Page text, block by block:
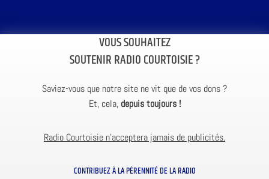
VOUS SOUHAITEZ
SOUTENIR RADIO COURTOISIE ?
Saviez-vous que notre site ne vit que de vos dons ?
Et, cela, depuis toujours !
Radio Courtoisie n’acceptera jamais de publicités.
CONTRIBUEZ À LA PÉRENNITÉ DE LA RADIO